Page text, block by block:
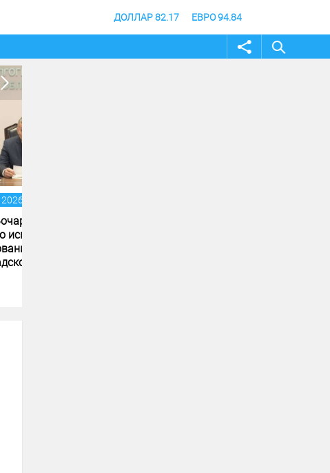
ДОЛЛАР 82.17 ЕВРО 94.84